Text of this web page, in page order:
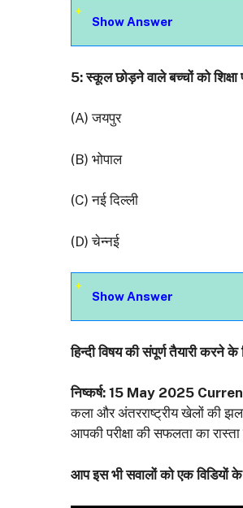
Show Answer
5: स्कूल छोड़ने वाले बच्चों को
(A) जयपुर
(B) भोपाल
(C) नई दिल्ली
(D) चेन्नई
Show Answer
हिन्‍दी विषय की संपूर्ण तैयारी करने
निष्कर्ष: 15 May 2025
कला और अंतरराष्ट्रीय खेलों की
आपकी परीक्षा की सफलता का
आप इस भी सवालों को एक विडियों